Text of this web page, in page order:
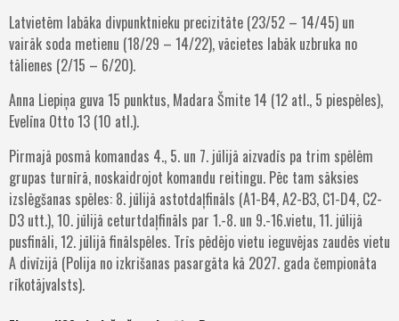
Latvietēm labāka divpunktnieku precizitāte (23/52 – 14/45) un
vairāk soda metienu (18/29 – 14/22), vācietes labāk uzbruka no
tālienes (2/15 – 6/20).
Anna Liepiņa guva 15 punktus, Madara Šmite 14 (12 atl., 5 piespēles),
Evelīna Otto 13 (10 atl.).
Pirmajā posmā komandas 4., 5. un 7. jūlijā aizvadīs pa trim spēlēm
grupas turnīrā, noskaidrojot komandu reitingu. Pēc tam sāksies
izslēgšanas spēles: 8. jūlijā astotdaļfināls (A1-B4, A2-B3, C1-D4, C2-
D3 utt.), 10. jūlijā ceturtdaļfināls par 1.-8. un 9.-16.vietu, 11. jūlijā
pusfināli, 12. jūlijā finālspēles. Trīs pēdējo vietu ieguvējas zaudēs vietu
A divīzijā (Polija no izkrišanas pasargāta kā 2027. gada čempionāta
rīkotājvalsts).